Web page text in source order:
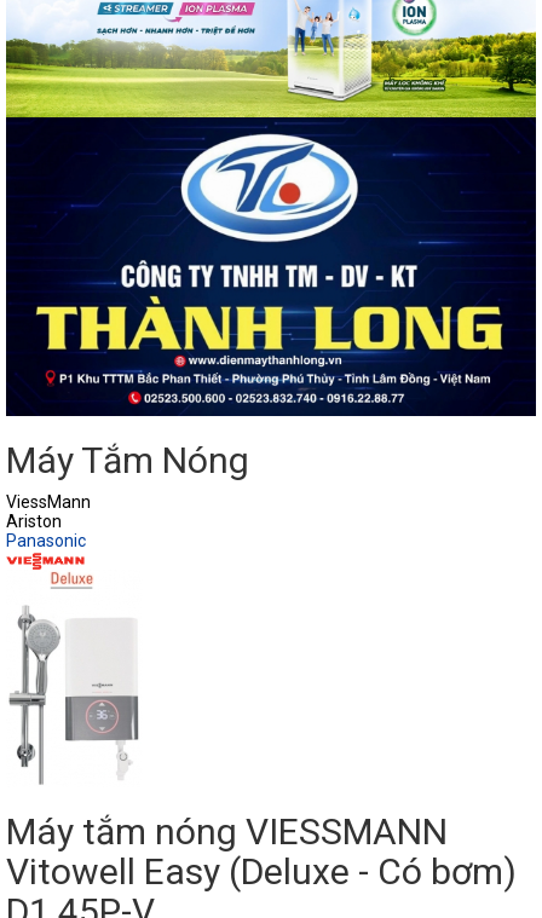
Máy Tắm Nóng
ViessMann
Ariston
Panasonic
Máy tắm nóng VIESSMANN
Vitowell Easy (Deluxe - Có bơm)